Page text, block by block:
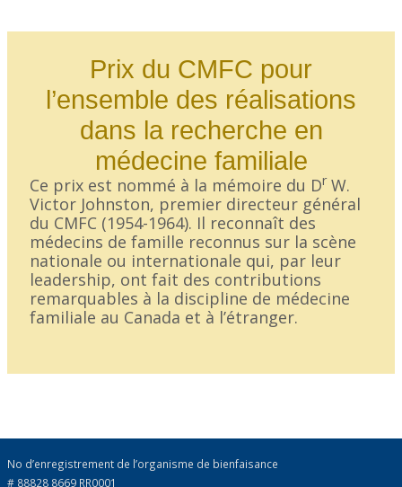
Prix du CMFC pour
l’ensemble des réalisations
dans la recherche en
médecine familiale
Ce prix est nommé à la mémoire du DrW.
Victor Johnston, premier directeur général
du CMFC (1954-1964). Il reconnaît des
médecins de famille reconnus sur la scène
nationale ou internationale qui, par leur
leadership, ont fait des contributions
remarquables à la discipline de médecine
familiale au Canada et à l’étranger.
No d’enregistrement de l’organisme de bienfaisance
# 88828 8669 RR0001